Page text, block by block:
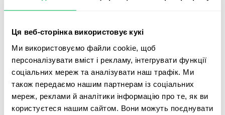
Ця веб-сторінка використовує кукі
Ми використовуємо файли cookie, щоб
персоналізувати вміст і рекламу, інтегрувати функції
соціальних мереж та аналізувати наш трафік. Ми
також передаємо нашим партнерам із соціальних
мереж, реклами й аналітики інформацію про те, як ви
користуєтеся нашим сайтом. Вони можуть поєднувати
співробітники повинні бачити, що їхні відгуки
5 ключових питань, які
потрібно поставити на
співбесіді